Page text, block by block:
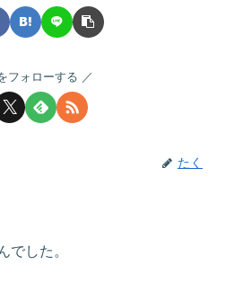
フォローする
たく
でした。